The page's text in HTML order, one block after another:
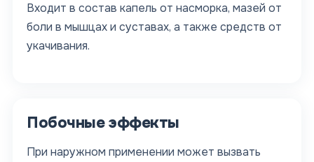
Входит в состав капель от насморка, мазей от
боли в мышцах и суставах, а также средств от
укачивания.
Побочные эффекты
При наружном применении может вызвать